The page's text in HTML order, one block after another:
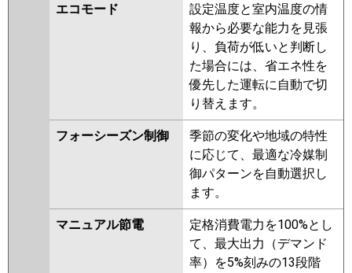
ZRMP40SEFGZ PLZ-
ZRMP40SELFGZ PLZ-
ZRMP40SEFY
PLZ-
ZRMP40SELFY PLZ-
ZRMP40SEFGY PLZ-
ZRMP40SELFGY PLZ-
ZRMP40SEFV PLZ-
ZRMP40SELFV PLZ-
ZRMP40SEFGV
PLZ-
ZRMP40SELFGV
PLZ-
ZRMP40SELFR
ZRMP40SEFR PLZ-
ZRMP40SEFGR PLZ-
ZRMP40SELFGR
エコモード
設定温度と室内温度の情
報から必要な能力を見張
り、負荷が低いと判断し
た場合には、省エネ性を
優先した運転に自動で切
り替えます。
フォーシーズン制御
季節の変化や地域の特性
に応じて、最適な冷媒制
御パターンを自動選択し
ます。
マニュアル節電
定格消費電力を100%とし
て、最大出力（デマンド
率）を5%刻みの13段階